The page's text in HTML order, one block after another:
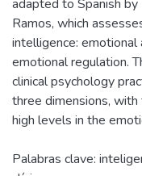
adapted to Spanish by
Ramos, which
intelligence:
emotional regulation.
clinical psychology
three dimensions,
high levels in the
Palabras clave: